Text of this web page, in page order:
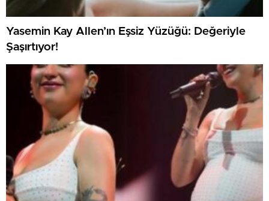
Yasemin Kay Allen’ın Eşsiz Yüzüğü: Değeriyle
Şaşırtıyor!